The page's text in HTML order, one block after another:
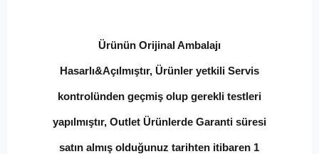
Ürünün Orijinal Ambalajı
Hasarlı&Açılmıştır, Ürünler yetkili Servis
kontrolünden geçmiş olup gerekli testleri
yapılmıştır, Outlet Ürünlerde Garanti süresi
satın almış olduğunuz tarihten itibaren 1